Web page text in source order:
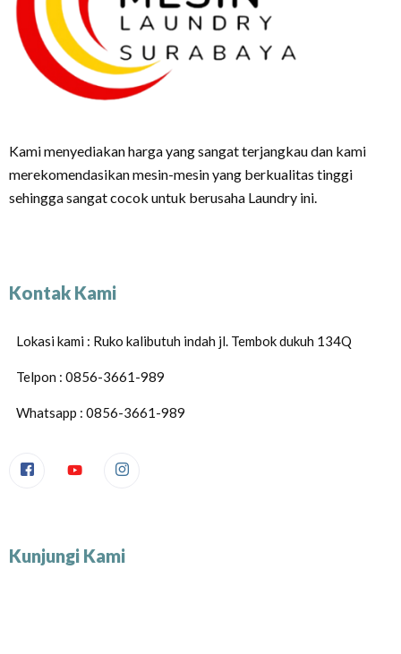
Kami menyediakan harga yang sangat terjangkau dan kami
merekomendasikan mesin-mesin yang berkualitas tinggi
sehingga sangat cocok untuk berusaha Laundry ini.
Kontak Kami
Lokasi kami : Ruko kalibutuh indah jl. Tembok dukuh 134Q
Telpon : 0856-3661-989
Whatsapp : 0856-3661-989
Kunjungi Kami